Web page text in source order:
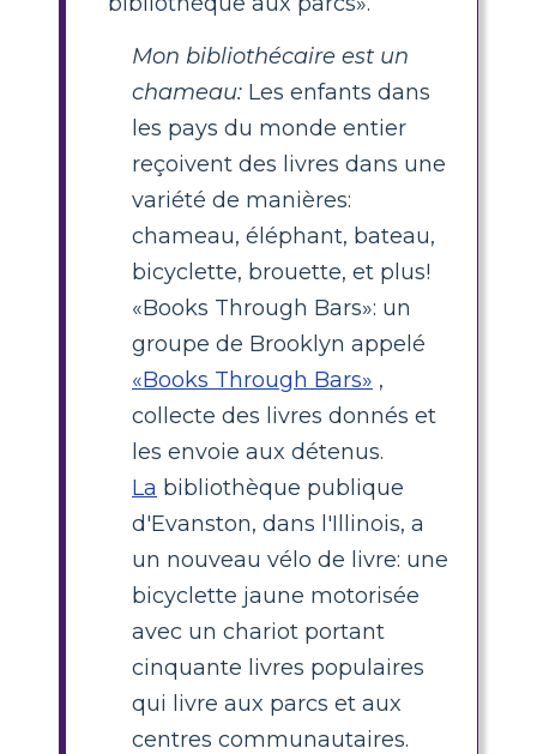
Mon bibliothécaire est un
chameau: Les enfants dans
les pays du monde entier
reçoivent des livres dans une
variété de manières:
chameau, éléphant, bateau,
bicyclette, brouette, et plus!
«Books Through Bars»: un
groupe de Brooklyn appelé
«Books Through Bars» ,
collecte des livres donnés et
les envoie aux détenus.
La bibliothèque publique
d'Evanston, dans l'Illinois, a
un nouveau vélo de livre: une
bicyclette jaune motorisée
avec un chariot portant
cinquante livres populaires
qui livre aux parcs et aux
centres communautaires.